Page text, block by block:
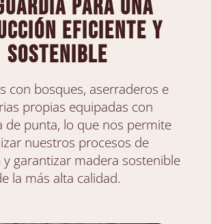
para una
eficiente y
sostenible
con bosques, aserraderos e
propias equipadas con
de punta, lo que nos permite
nuestros procesos de
garantizar madera sostenible
la más alta calidad.